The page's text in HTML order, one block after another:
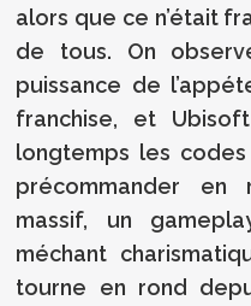
alors que ce n’était
de tous. On
puissance de
franchise, et
longtemps les
précommander en
massif, un
méchant
tourne en rond